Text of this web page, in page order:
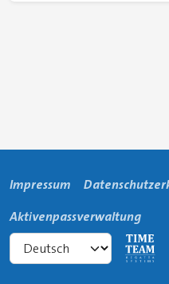
Impressum
Aktivenpassverwaltung